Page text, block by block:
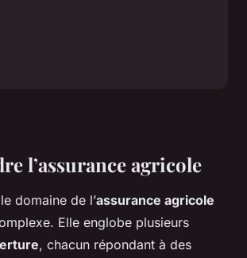
l’assurance agricole
domaine de l’assurance agricole
Elle englobe plusieurs
, chacun répondant à des